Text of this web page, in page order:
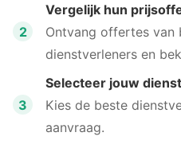
2
Vergelijk hun
Ontvang offertes van
dienstverleners en
3
Selecteer jouw
Kies de beste
aanvraag.